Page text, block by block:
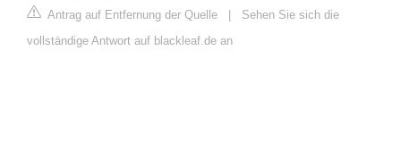
Antrag auf Entfernung der Quelle | Sehen Sie sich die
vollständige Antwort auf blackleaf.de an